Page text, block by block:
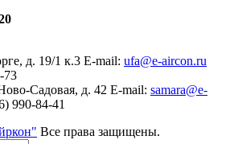
д. 19/1 к.3 Е-mail: ufa@e-aircon.ru
73
Садовая, д. 42 Е-mail: samara@e-
990-84-41
Все права защищены.